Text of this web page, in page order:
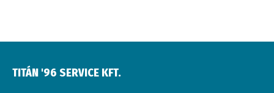
TITÁN '96 SERVICE KFT.